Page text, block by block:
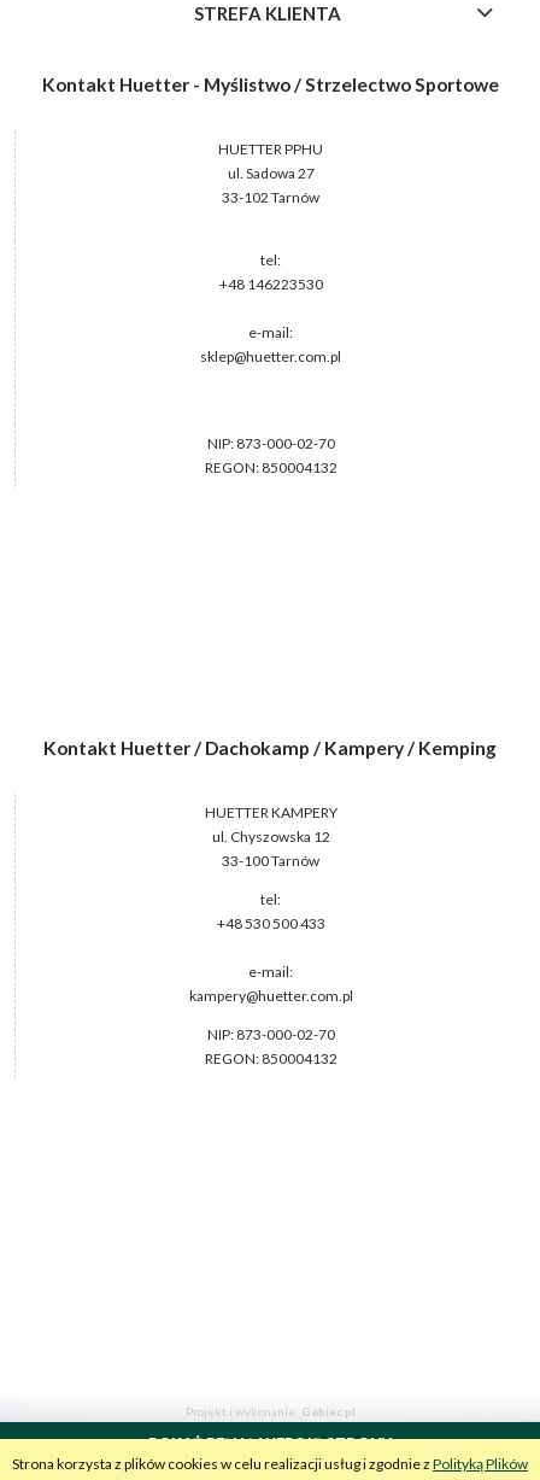
Strona korzysta z plików cookies w celu realizacji usług i zgodnie z Polityką Plików
STREFA KLIENTA
Kontakt Huetter - Myślistwo / Strzelectwo Sportowe
HUETTER PPHU
ul. Sadowa 27
33-102 Tarnów
tel:
+48 146223530
e-mail:
sklep@huetter.com.pl
NIP: 873-000-02-70
REGON: 850004132
Kontakt Huetter / Dachokamp / Kampery / Kemping
HUETTER KAMPERY
ul. Chyszowska 12
33-100 Tarnów
tel:
+48 530 500 433
e-mail:
kampery@huetter.com.pl
NIP: 873-000-02-70
REGON: 850004132
Projekt i wykonanie: Gabiec.pl
POKAŻ PEŁNĄ WERSJĘ STRONY